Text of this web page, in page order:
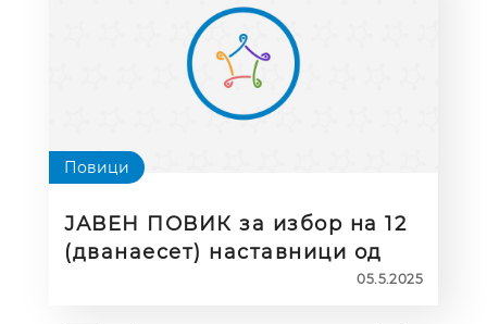
Повици
ЈАВЕН ПОВИК за избор на 12
(дванаесет) наставници од
05.5.2025